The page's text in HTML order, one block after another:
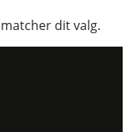
dit valg.